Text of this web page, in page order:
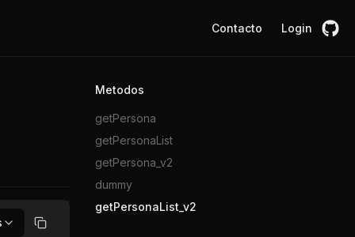
Contacto Login
Copiar
Metodos
getPersona
getPersonaList
getPersona_v2
dummy
getPersonaList_v2